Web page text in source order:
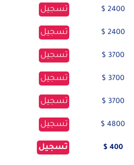
2400 $ تسجيل
2400 $ تسجيل
3700 $ تسجيل
3700 $ تسجيل
3700 $ تسجيل
4800 $ تسجيل
400 $ تسجيل